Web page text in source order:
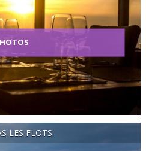
LES FLOTS